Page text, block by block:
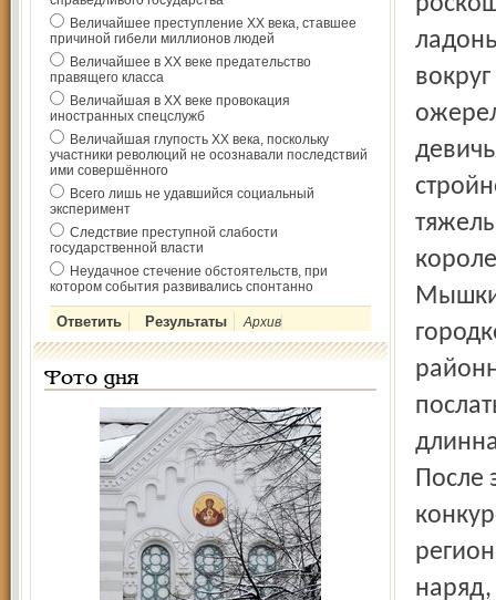
Величайшее преступление ХХ века, ставшее
причиной гибели миллионов людей
Величайшее в ХХ веке предательство
правящего класса
Величайшая в ХХ веке провокация
иностранных спецслужб
Величайшая глупость ХХ века, поскольку
участники революций не осознавали последствий
ими совершённого
Всего лишь не удавшийся социальный
эксперимент
Следствие преступной слабости
государственной власти
Неудачное стечение обстоятельств, при
котором события развивались спонтанно
Архив
Фото дня
После